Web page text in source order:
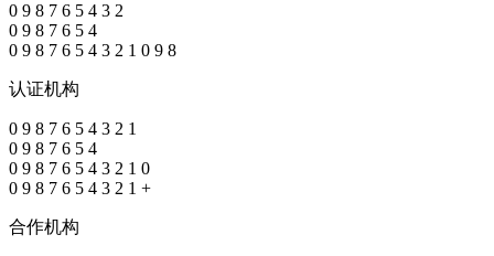
0 9 8 7 6 5 4 3 2
0 9 8 7 6 5 4
0 9 8 7 6 5 4 3 2 1 0 9 8
认证机构
0 9 8 7 6 5 4 3 2 1
0 9 8 7 6 5 4
0 9 8 7 6 5 4 3 2 1 0
0 9 8 7 6 5 4 3 2 1 +
合作机构